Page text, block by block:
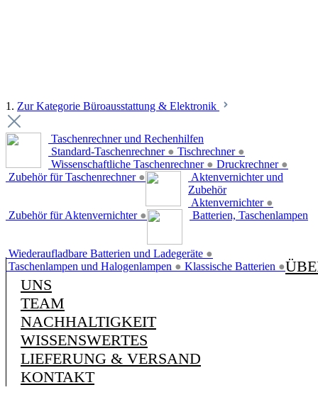
1. Zur Kategorie Büroausstattung & Elektronik
Taschenrechner und Rechenhilfen
Standard-Taschenrechner ● Tischrechner ●
Wissenschaftliche Taschenrechner ● Druckrechner ●
Zubehör für Taschenrechner ●
Aktenvernichter und
Zubehör
Aktenvernichter ●
Zubehör für Aktenvernichter ● Batterien, Taschenlampen
Wiederaufladbare Batterien und Ladegeräte ●
Taschenlampen und Halogenlampen ● Klassische Batterien ●
UNS
TEAM
NACHHALTIGKEIT
WISSENSWERTES
LIEFERUNG & VERSAND
KONTAKT